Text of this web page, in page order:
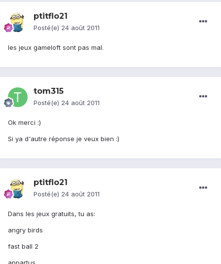
ptitflo21
Posté(e) 24 août 2011
les jeux gameloft sont pas mal.
tom315
Posté(e) 24 août 2011
Ok merci :)
Si ya d'autre réponse je veux bien :)
ptitflo21
Posté(e) 24 août 2011
Dans les jeux gratuits, tu as:
angry birds
fast ball 2